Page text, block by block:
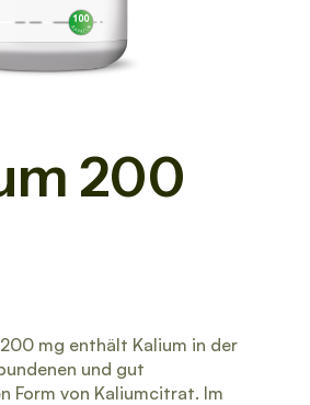
200
mg enthält Kalium in der
und gut
Form von Kaliumcitrat. Im